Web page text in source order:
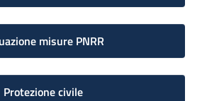
misure PNRR
Protezione civile